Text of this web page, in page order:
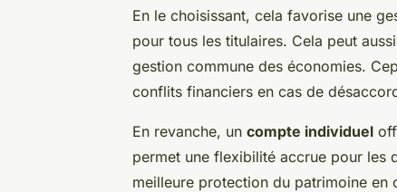
En le choisissant, cela favorise une
pour tous les titulaires. Cela peut
gestion commune des économies.
conflits financiers en cas de
En revanche, un compte individuel
permet une flexibilité accrue pour les
meilleure protection du patrimoine en